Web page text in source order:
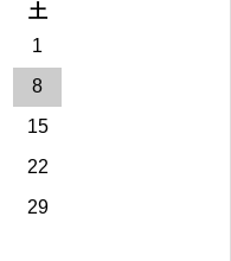
土
1
8
15
22
29